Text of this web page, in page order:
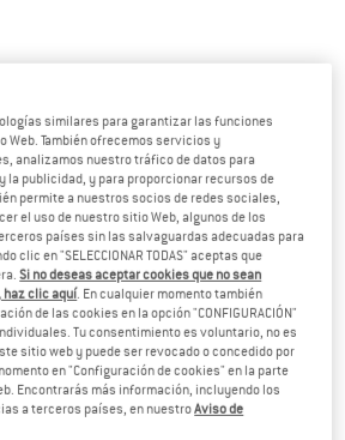
15%
EU43-46 EU47-49
laborablesEl enlace se abre en una ventana
similares para garantizar las funciones
Web. También ofrecemos servicios y
analizamos nuestro tráfico de datos para
la publicidad, y para proporcionar recursos de
permite a nuestros socios de redes sociales,
el uso de nuestro sitio Web, algunos de los
países sin las salvaguardas adecuadas para
clic en "SELECCIONAR TODAS" aceptas que
Si no deseas aceptar cookies que no sean
clic aquí. En cualquier momento también
de las cookies en la opción "CONFIGURACIÓN"
Tu consentimiento es voluntario, no es
sitio web y puede ser revocado o concedido por
en "Configuración de cookies" en la parte
Encontrarás más información, incluyendo los
a terceros países, en nuestroAviso de